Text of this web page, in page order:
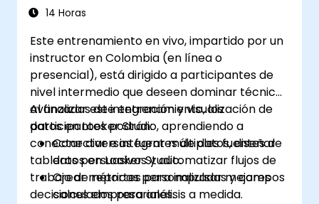
14 Horas
Este entrenamiento en vivo, impartido por un
instructor en Colombia (en línea o
presencial), está dirigido a participantes de
nivel intermedio que deseen dominar técnicas
avanzadas de integración y visualización de
datos en Looker Studio, aprendiendo a
conectar diversas fuentes de datos, diseñar
tableros persuasivos y automatizar flujos de
trabajo de reportes para impulsar mejores
decisiones empresariales.
Al finalizar este entrenamiento, los
participantes podrán:
Conectar e integrar múltiples fuentes de
datos en Looker Studio.
Crear métricas personalizadas y campos
calculados para análisis a medida.